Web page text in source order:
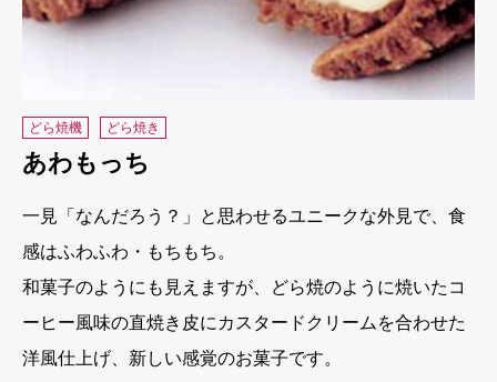
どら焼機 どら焼き
あわもっち
一見「なんだろう？」と思わせるユニークな外見で、食
感はふわふわ・もちもち。
和菓子のようにも見えますが、どら焼のように焼いたコ
ーヒー風味の直焼き皮にカスタードクリームを合わせた
洋風仕上げ、新しい感覚のお菓子です。